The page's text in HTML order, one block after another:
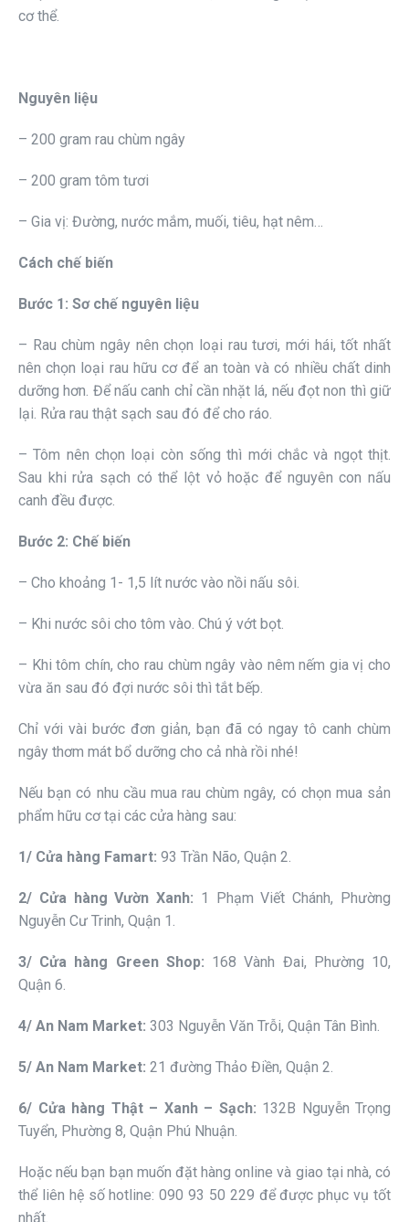
cơ thể.
Nguyên liệu
– 200 gram rau chùm ngây
– 200 gram tôm tươi
– Gia vị: Đường, nước mắm, muối, tiêu, hạt nêm…
Cách chế biến
Bước 1: Sơ chế nguyên liệu
– Rau chùm ngây nên chọn loại rau tươi, mới hái, tốt nhất
nên chọn loại rau hữu cơ để an toàn và có nhiều chất dinh
dưỡng hơn. Để nấu canh chỉ cần nhặt lá, nếu đọt non thì giữ
lại. Rửa rau thật sạch sau đó để cho ráo.
– Tôm nên chọn loại còn sống thì mới chắc và ngọt thịt.
Sau khi rửa sạch có thể lột vỏ hoặc để nguyên con nấu
canh đều được.
Bước 2: Chế biến
– Cho khoảng 1- 1,5 lít nước vào nồi nấu sôi.
– Khi nước sôi cho tôm vào. Chú ý vớt bọt.
– Khi tôm chín, cho rau chùm ngây vào nêm nếm gia vị cho
vừa ăn sau đó đợi nước sôi thì tắt bếp.
Chỉ với vài bước đơn giản, bạn đã có ngay tô canh chùm
ngây thơm mát bổ dưỡng cho cả nhà rồi nhé!
Nếu bạn có nhu cầu mua rau chùm ngây, có chọn mua sản
phẩm hữu cơ tại các cửa hàng sau:
1/ Cửa hàng Famart: 93 Trần Não, Quận 2.
2/ Cửa hàng Vườn Xanh: 1 Phạm Viết Chánh, Phường
Nguyễn Cư Trinh, Quận 1.
3/ Cửa hàng Green Shop: 168 Vành Đai, Phường 10,
Quận 6.
4/ An Nam Market: 303 Nguyễn Văn Trỗi, Quận Tân Bình.
5/ An Nam Market: 21 đường Thảo Điền, Quận 2.
6/ Cửa hàng Thật – Xanh – Sạch: 132B Nguyễn Trọng
Tuyển, Phường 8, Quận Phú Nhuận.
Hoặc nếu bạn bạn muốn đặt hàng online và giao tại nhà, có
thể liên hệ số hotline: 090 93 50 229 để được phục vụ tốt
nhất.